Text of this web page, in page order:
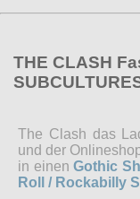
THE CLASH
The Clash das
und der
in einenGothic
Roll / Rockabilly